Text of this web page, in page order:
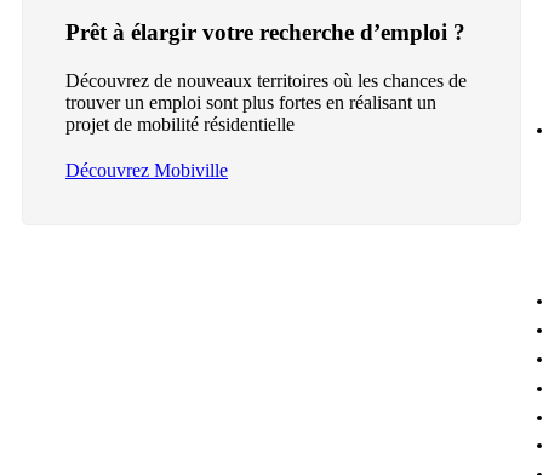
Prêt à élargir votre recherche d’emploi ?
Découvrez de nouveaux territoires où les chances de
trouver un emploi sont plus fortes en réalisant un
projet de mobilité résidentielle
Découvrez Mobiville